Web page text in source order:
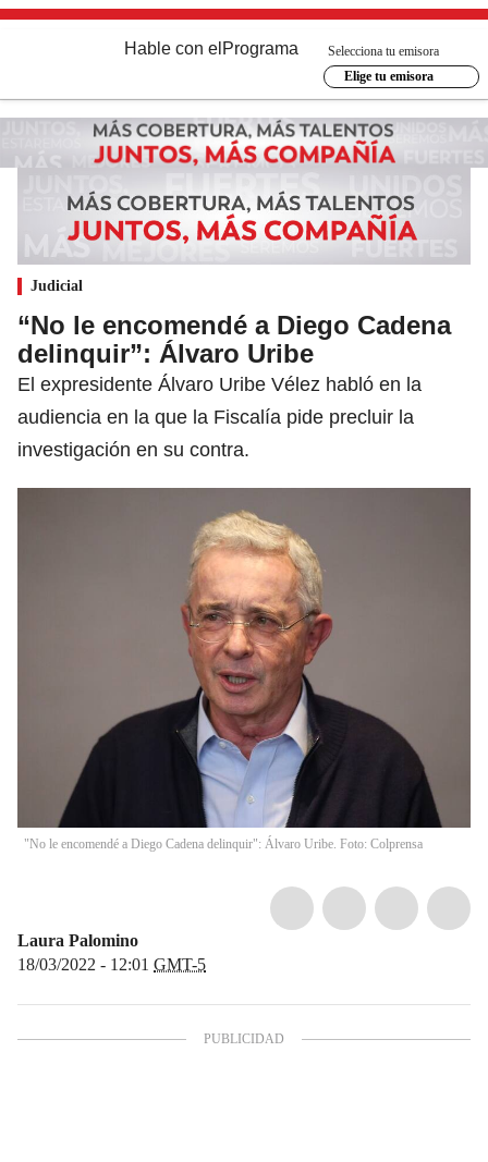
Hable con el Programa
Selecciona tu emisora
Elige tu emisora
Judicial
“No le encomendé a Diego Cadena
delinquir”: Álvaro Uribe
El expresidente Álvaro Uribe Vélez habló en la
audiencia en la que la Fiscalía pide precluir la
investigación en su contra.
"No le encomendé a Diego Cadena delinquir": Álvaro Uribe. Foto: Colprensa
Laura Palomino
18/03/2022 - 12:01 GMT-5